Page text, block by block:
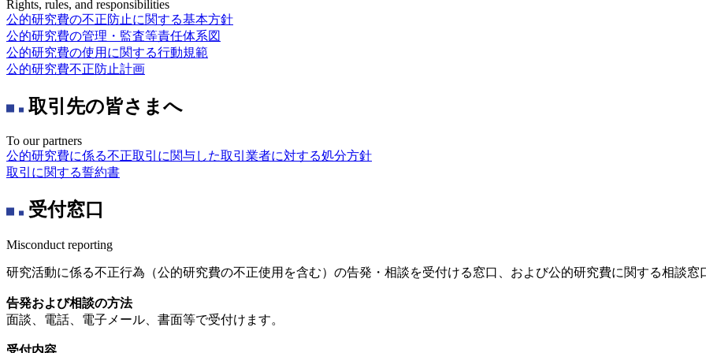
Rights, rules, and responsibilities
公的研究費の不正防止に関する基本方針
公的研究費の管理・監査等責任体系図
公的研究費の使用に関する行動規範
公的研究費不正防止計画
取引先の皆さまへ
To our partners
公的研究費に係る不正取引に関与した取引業者に対する処分方針
取引に関する誓約書
受付窓口
Misconduct reporting
研究活動に係る不正行為（公的研究費の不正使用を含む）の告発・相談を受付ける窓口、および公的研究費に関する相談窓
告発および相談の方法
面談、電話、電子メール、書面等で受付けます。